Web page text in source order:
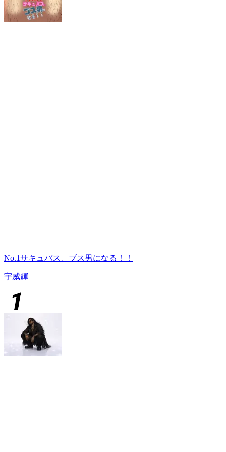
No.1サキュバス、ブス男になる！！
宇威輝